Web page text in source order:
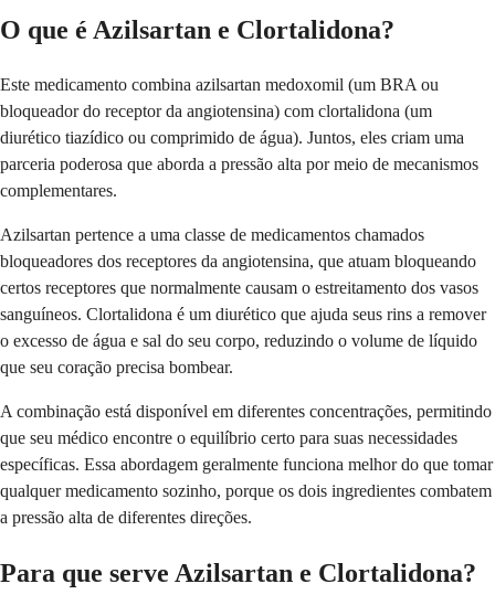
O que é Azilsartan e Clortalidona?
Este medicamento combina azilsartan medoxomil (um BRA ou
bloqueador do receptor da angiotensina) com clortalidona (um
diurético tiazídico ou comprimido de água). Juntos, eles criam uma
parceria poderosa que aborda a pressão alta por meio de mecanismos
complementares.
Azilsartan pertence a uma classe de medicamentos chamados
bloqueadores dos receptores da angiotensina, que atuam bloqueando
certos receptores que normalmente causam o estreitamento dos vasos
sanguíneos. Clortalidona é um diurético que ajuda seus rins a remover
o excesso de água e sal do seu corpo, reduzindo o volume de líquido
que seu coração precisa bombear.
A combinação está disponível em diferentes concentrações, permitindo
que seu médico encontre o equilíbrio certo para suas necessidades
específicas. Essa abordagem geralmente funciona melhor do que tomar
qualquer medicamento sozinho, porque os dois ingredientes combatem
a pressão alta de diferentes direções.
Para que serve Azilsartan e Clortalidona?